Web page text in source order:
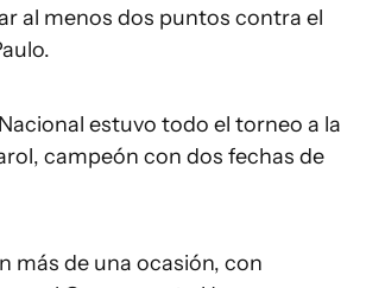
al menos dos puntos contra el
estuvo todo el torneo a la
campeón con dos fechas de
más de una ocasión, con